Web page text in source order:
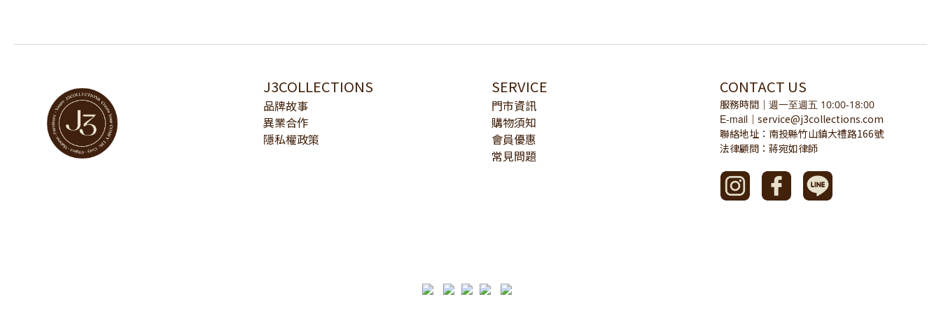
J3COLLECTIONS
品牌故事
異業合作
隱私權政策
SERVICE
門市資訊
購物須知
會員優惠
常見問題
CONTACT US
服務時間 ｜ 週一至週五 10:00-18:00
E-mail ｜ service@j3collections.com
聯絡地址：南投縣竹山鎮大禮路166號
法律顧問：蔣宛如律師